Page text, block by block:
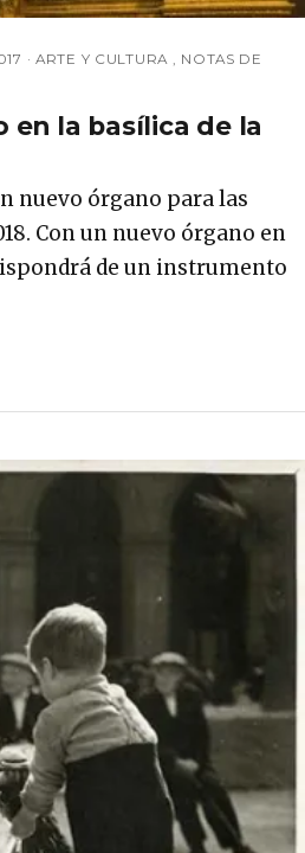
·ARTE Y CULTURA
NOTAS DE
en la basílica de la
nuevo órgano para las
Con un nuevo órgano en
de un instrumento